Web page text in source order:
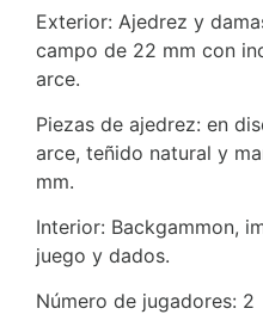
Exterior: Ajedrez y
campo de 22 mm con
arce.
Piezas de ajedrez: en
arce, teñido natural y
mm.
Interior: Backgammon,
juego y dados.
Número de jugadores: 2